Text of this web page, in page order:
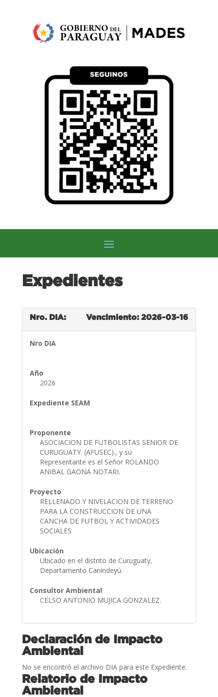
Expedientes
Nro. DIA: Vencimiento: 2026-03-16
Nro DIA
Año
2026
Expediente SEAM
Proponente
ASOCIACION DE FUTBOLISTAS SENIOR DE
CURUGUATY. (AFUSEC)., y su
Representante es el Señor ROLANDO
ANIBAL GAONA NOTARI.
Proyecto
RELLENADO Y NIVELACION DE TERRENO
PARA LA CONSTRUCCION DE UNA
CANCHA DE FUTBOL Y ACTIVIDADES
SOCIALES
Ubicación
Ubicado en el distrito de Curuguaty,
Departamento Canindeyú.
Consultor Ambiental
CELSO ANTONIO MUJICA GONZALEZ.
Declaración de Impacto
Ambiental
No se encontró el archivo DIA para este Expediente.
Relatorio de Impacto
Ambiental